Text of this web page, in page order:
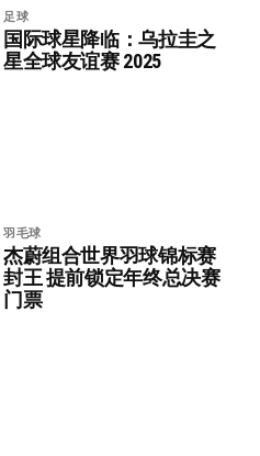
足球
国际球星降临：乌拉圭之
星全球友谊赛 2025
羽毛球
杰蔚组合世界羽球锦标赛
封王 提前锁定年终总决赛
门票